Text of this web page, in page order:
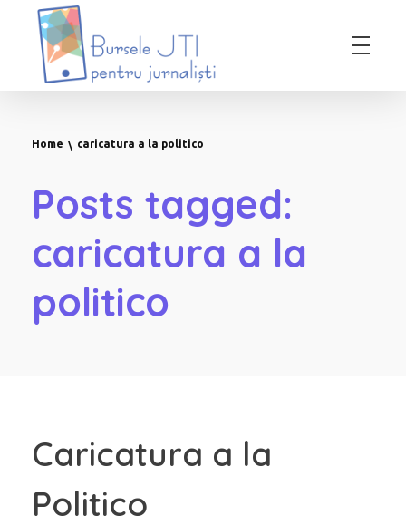
Bursele JTI pentru Jurnalisti
Home caricatura a la politico
Posts tagged:
caricatura a la
politico
Caricatura a la
Politico